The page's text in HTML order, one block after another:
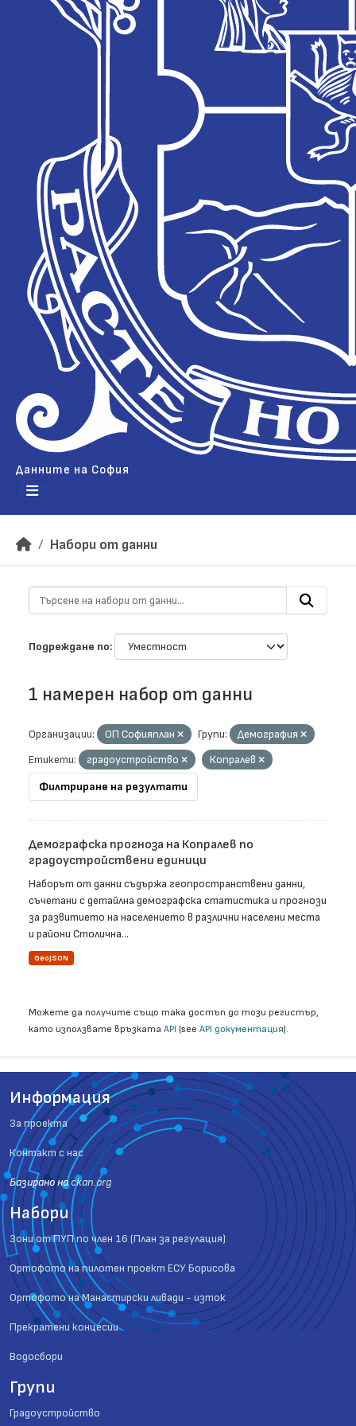
Данните на София
Набори от данни
Подреждане по
1 намерен набор от данни
Организации: ОП Софияплан Групи:
Демография
Етикети:
градоустройство
Копралев
Филтриране на резултати
Демографска прогноза на Копралев по
градоустройствени единици
Наборът от данни съдържа геопространствени данни,
съчетани с детайлна демографска статистика и прогнози
за развитието на населението в различни населени места
и райони Столична...
GeoJSON
Можете да получите също така достъп до този регистър,
като използвате връзката API (see API документация).
Информация
За проекта
Контакт с нас
Базиранo наckan.org
Набори
Зони от ПУП по член 16 (План за регулация)
Ортофото на пилотен проект ЕСУ Борисова
Ортофото на Манастирски ливади - изток
Прекратени концесии
Водосбори
Групи
Градоустройство